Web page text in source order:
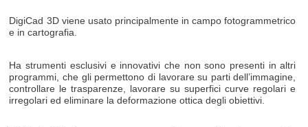
DigiCad 3D viene usato principalmente in campo fotogrammetrico
e in cartografia.
Ha strumenti esclusivi e innovativi che non sono presenti in altri
programmi, che gli permettono di lavorare su parti dell’immagine,
controllare le trasparenze, lavorare su superfici curve regolari e
irregolari ed eliminare la deformazione ottica degli obiettivi.